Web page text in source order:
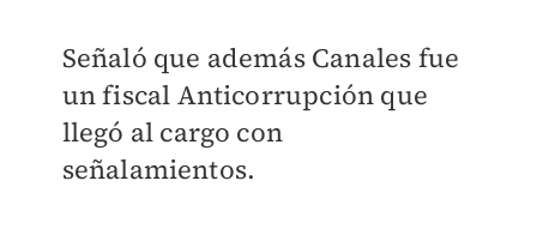
Señaló que además Canales fue
un fiscal Anticorrupción que
llegó al cargo con
señalamientos.